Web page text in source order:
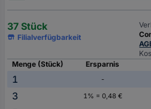
37 Stück
Filialverfügbarkeit
Menge (Stück)
Ersparnis
1 -
3
1% = 0,48 €